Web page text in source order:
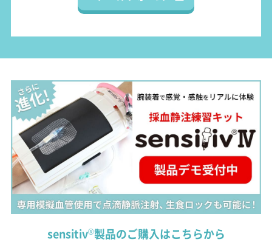
sensitiv®製品のご購入はこちらから